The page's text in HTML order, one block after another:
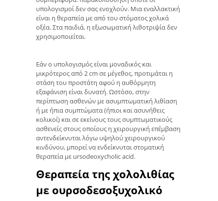
υπολογισμοί δεν σας ενοχλούν. Μια εναλλακτική
είναι η θεραπεία με από του στόματος χολικά
οξέα. Στα παιδιά, η εξωσωματική λιθοτριψία δεν
χρησιμοποιείται.
Εάν ο υπολογισμός είναι μοναδικός και
μικρότερος από 2 cm σε μέγεθος, προτιμάται η
στάση του προστάτη αφού η αυθόρμητη
εξαφάνιση είναι δυνατή. Ωστόσο, στην
περίπτωση ασθενών με ασυμπτωματική λιθίαση
ή με ήπια συμπτώματα (ήπιοι και ασυνήθεις
κολικοί) και σε εκείνους τους συμπτωματικούς
ασθενείς στους οποίους η χειρουργική επέμβαση
αντενδείκνυται λόγω υψηλού χειρουργικού
κινδύνου, μπορεί να ενδείκνυται στοματική
θεραπεία με ursodeoxycholic acid.
Θεραπεία της χολολιθίας
με ουρσοδεσοξυχολικό